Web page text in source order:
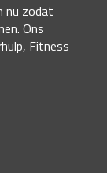
nu zodat
Ons
Fitness